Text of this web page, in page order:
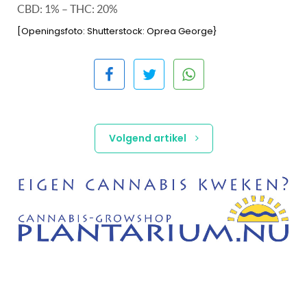
CBD: 1% – THC: 20%
[Openingsfoto: Shutterstock: Oprea George}
Volgend artikel